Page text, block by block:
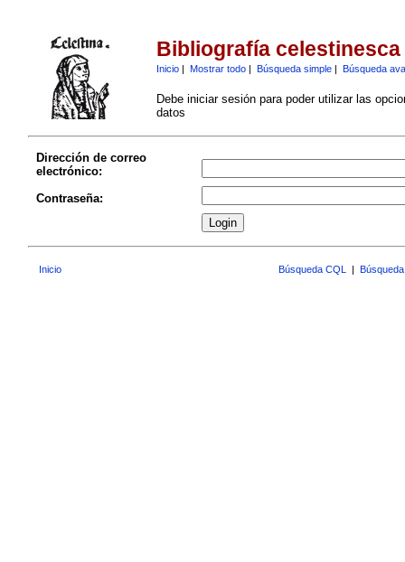
Bibliografía celestinesca
Inicio| Mostrar todo| Búsqueda simple| Búsqueda
Debe iniciar sesión para poder utilizar las
datos
Dirección de correo
electrónico:
Contraseña:
Inicio Búsqueda CQL |